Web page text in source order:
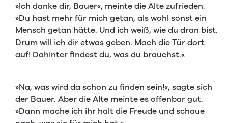
»Ich danke dir, Bauer«, meinte die Alte zufrieden.
»Du hast mehr für mich getan, als wohl sonst ein
Mensch getan hätte. Und ich weiß, wie du dran bist.
Drum will ich dir etwas geben. Mach die Tür dort
auf! Dahinter findest du, was du brauchst.«
»Na, was wird da schon zu finden sein!«, sagte sich
der Bauer. Aber die Alte meinte es offenbar gut.
»Dann mache ich ihr halt die Freude und schaue